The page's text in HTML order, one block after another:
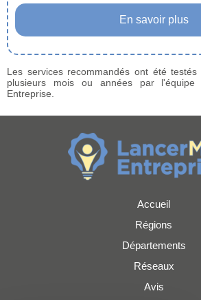
En savoir plus
Les services recommandés ont été
plusieurs mois ou années par
Entreprise.
Accueil
Régions
Départements
Réseaux
Avis